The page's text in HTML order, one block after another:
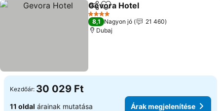
Megosztás
Hozzáadás a kedvencekhez
Gevora Hotel
4 Kategória
8,1 Nagyon jó
21 460
Dubaj
Kezdőár: 30 029 Ft
11 oldal árainak mutatása Árak megjelenítése